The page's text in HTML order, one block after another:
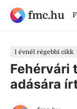
fmc.hu
1 évnél régebbi cikk
Fehérvári
adására